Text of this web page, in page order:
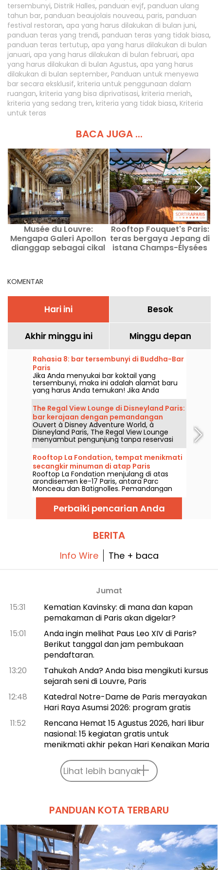
tersembunyi, Distrik Halles, panduan evjf, panduan ulang
tahun bar, panduan beaujolais nouveau, paris, panduan
festival restoran, apa yang harus dilakukan di bulan juni,
panduan teras yang trendi, panduan teras yang tidak biasa,
panduan teras tertutup, apa yang harus dilakukan di bulan
januari, apa yang harus dilakukan di bulan februari, apa
yang harus dilakukan di bulan Agustus, apa yang harus
dilakukan di bulan september, Panduan untuk menyewa
bar secara eksklusif, kriteria untuk penggunaan dalam
ruangan, kriteria yang bisa diprivatisasi, kriteria meriah,
kriteria yang sedang tren, kriteria yang tidak biasa, Kriteria
untuk teras
BACA JUGA ...
Musée du Louvre:
Mengapa Galeri Apollon
dianggap sebagai cikal
Rooftop Fouquet's Paris:
teras bergaya Jepang di
istana Champs-Élysées
KOMENTAR
Hari ini Besok
Akhir minggu ini Minggu depan
Rahasia 8: bar tersembunyi di Buddha-Bar
Paris
Jika Anda menyukai bar koktail yang
tersembunyi, maka ini adalah alamat baru
yang harus Anda temukan! Jika Anda
memiliki kata sandinya, Anda akan dapat
menemukan Secret 8, yang tersimpan di
balik pintu rahasia di Buddha-Bar Paris!
The Regal View Lounge di Disneyland Paris:
bar kerajaan dengan pemandangan
Adventure Bay, pendapat kami
Ouvert à Disney Adventure World, à
Disneyland Paris, The Regal View Lounge
menyambut pengunjung tanpa reservasi
untuk menikmati koktail, kopi, atau cokelat
panas di hadapan Adventure Bay. Bar
bertema ini, berbeda dari restoran tetangga
yang menampilkan Princess Disney,
menonjolkan dekorasi kaya referensi dan
pemandangan luas menghadap World of
Frozen.
Rooftop La Fondation, tempat menikmati
secangkir minuman di atap Paris
Rooftop La Fondation menjulang di atas
arondisemen ke-17 Paris, antara Parc
Monceau dan Batignolles. Pemandangan
360° ke ibu kota, tapas dan koktail tanda
tangan, ini saatnya naik ke atap untuk
menghirup udara segar dan bersenang-
senang.
Perbaiki pencarian Anda
BERITA
Info Wire The + baca
Jumat
15:31
Kematian Kavinsky: di mana dan kapan
pemakaman di Paris akan digelar?
15:01
Anda ingin melihat Paus Leo XIV di Paris?
Berikut tanggal dan jam pembukaan
pendaftaran.
13:20
Tahukah Anda? Anda bisa mengikuti kursus
sejarah seni di Louvre, Paris
12:48
Katedral Notre-Dame de Paris merayakan
Hari Raya Asumsi 2026: program gratis
11:52
Rencana Hemat 15 Agustus 2026, hari libur
nasional: 15 kegiatan gratis untuk
menikmati akhir pekan Hari Kenaikan Maria
Lihat lebih banyak
PANDUAN KOTA TERBARU